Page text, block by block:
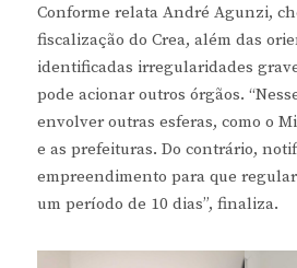
Conforme relata André Agunzi,
fiscalização do Crea, além das
identificadas irregularidades
pode acionar outros órgãos.
envolver outras esferas, como o
e as prefeituras. Do contrário,
empreendimento para que
um período de 10 dias”, finaliza.